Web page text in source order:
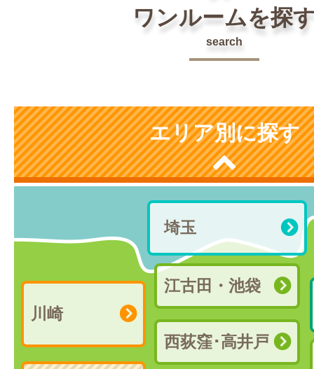
ワンルームを探
search
エリア別に探す
埼玉
江古田・池袋
西荻窪･高井戸
川崎